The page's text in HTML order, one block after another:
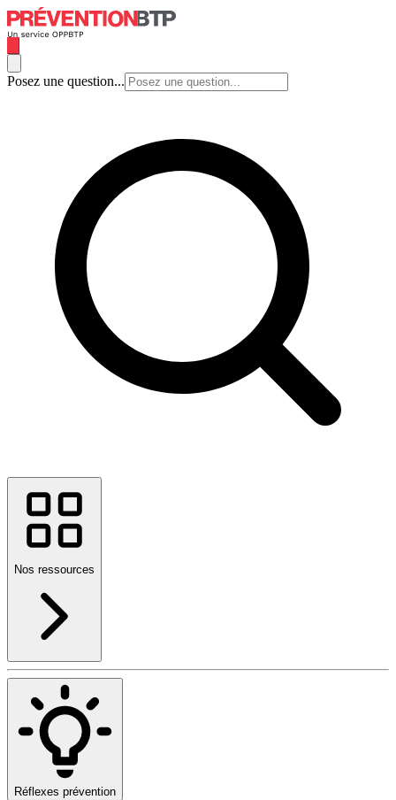
Posez une question...
Nos ressources
Réflexes prévention